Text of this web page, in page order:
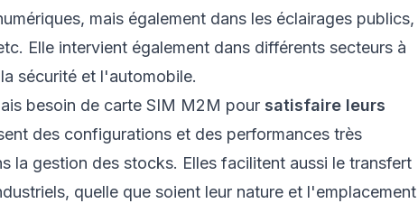
mais également dans les éclairages publics,
Elle intervient également dans différents secteurs à
sécurité et l'automobile.
besoin de carte SIM M2M pour satisfaire leurs
des configurations et des performances très
la gestion des stocks. Elles facilitent aussi le transfert
quelle que soient leur nature et l'emplacement